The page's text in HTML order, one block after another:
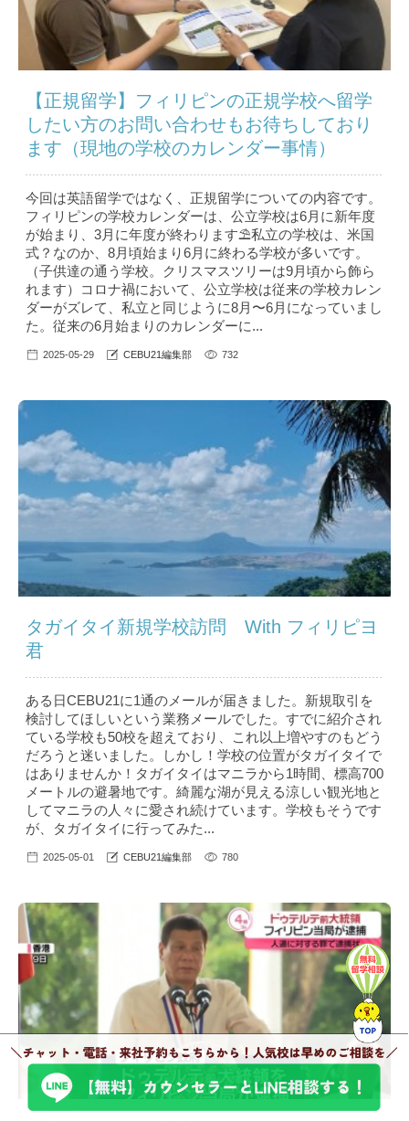
【正規留学】フィリピンの正規学校へ留学
したい方のお問い合わせもお待ちしており
ます（現地の学校のカレンダー事情）
今回は英語留学ではなく、正規留学についての内容です。
フィリピンの学校カレンダーは、公立学校は6月に新年度
が始まり、3月に年度が終わります⛱私立の学校は、米国
式？なのか、8月頃始まり6月に終わる学校が多いです。
（子供達の通う学校。クリスマスツリーは9月頃から飾ら
れます）コロナ禍において、公立学校は従来の学校カレン
ダーがズレて、私立と同じように8月〜6月になっていまし
た。従来の6月始まりのカレンダーに...
2025-05-29 CEBU21編集部 732
タガイタイ新規学校訪問 With フィリピヨ
君
ある日CEBU21に1通のメールが届きました。新規取引を
検討してほしいという業務メールでした。すでに紹介され
ている学校も50校を超えており、これ以上増やすのもどう
だろうと迷いました。しかし！学校の位置がタガイタイで
はありませんか！タガイタイはマニラから1時間、標高700
メートルの避暑地です。綺麗な湖が見える涼しい観光地と
してマニラの人々に愛され続けています。学校もそうです
が、タガイタイに行ってみた...
2025-05-01 CEBU21編集部 780